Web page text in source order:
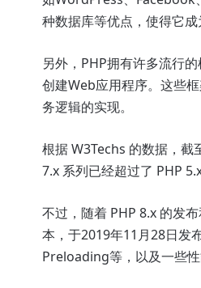
种数据库等优点，使得它
另外，PHP拥有许多流行
创建Web应用程序。这些
务逻辑的实现。
根据 W3Techs 的数据，截
7.x 系列已经超过了 PHP
不过，随着 PHP 8.x 的发
本，于2019年11月28日
Preloading等，以及一些性